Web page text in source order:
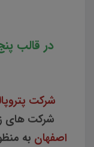
شرکت
شرکت های
اصفهان به